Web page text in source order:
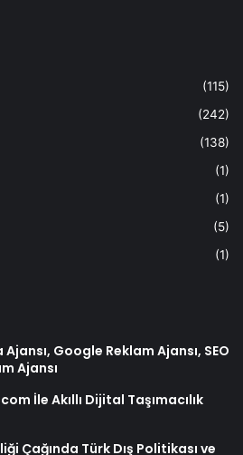
(115)
(242)
(138)
(1)
(1)
(5)
(1)
Google Reklam Ajansı, SEO
Ajansı
İle Akıllı Dijital Taşımacılık
Çağında Türk Dış Politikası ve